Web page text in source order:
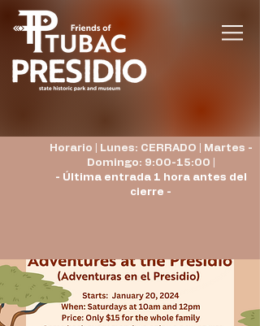
Horario | Lunes: CERRADO | Martes -
Domingo: 9:00-15:00 |
- Última entrada 1 hora antes del
cierre -